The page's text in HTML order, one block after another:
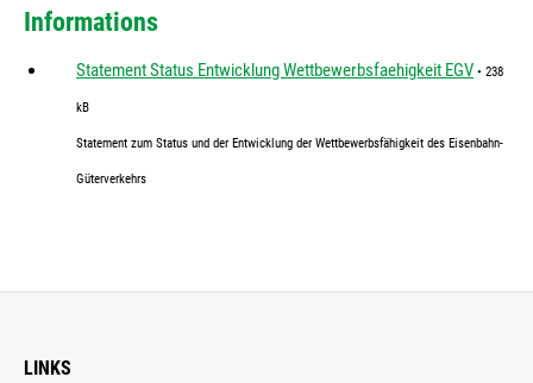
Informations
Statement Status Entwicklung Wettbewerbsfaehigkeit EGV • 238
kB
Statement zum Status und der Entwicklung der Wettbewerbsfähigkeit des Eisenbahn-
Güterverkehrs
LINKS